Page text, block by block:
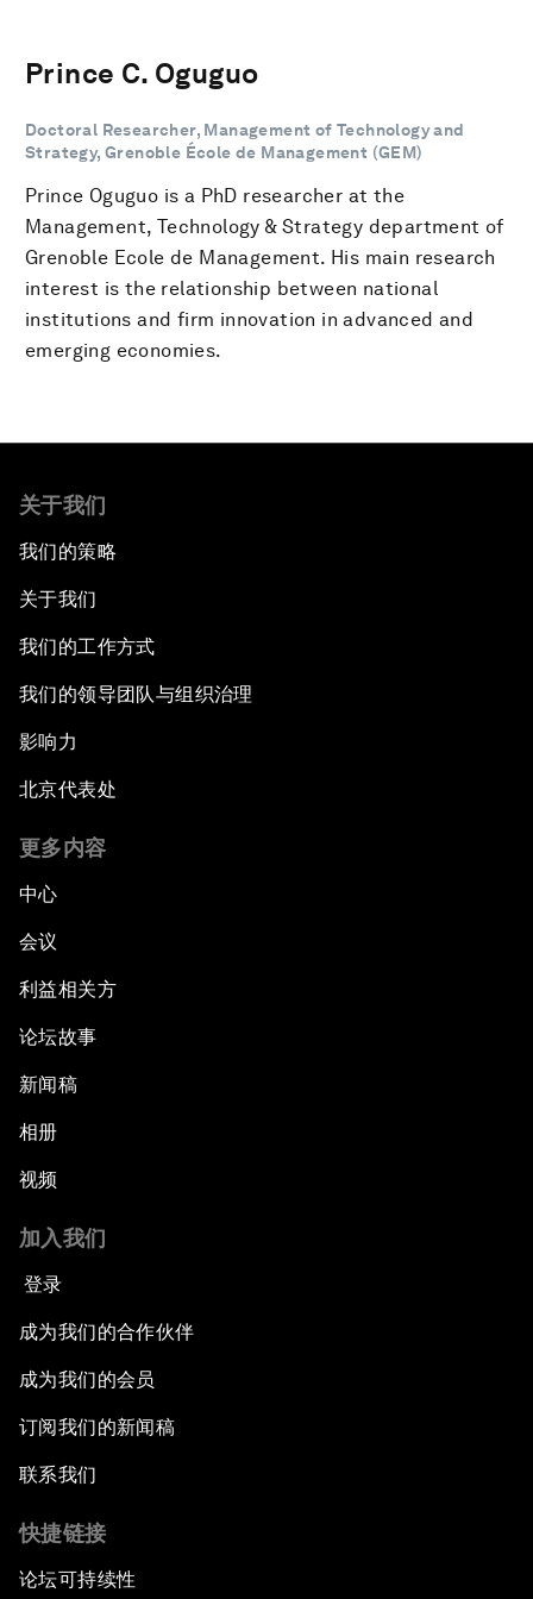
Prince C. Oguguo
Doctoral Researcher, Management of Technology and
Strategy, Grenoble École de Management (GEM)
Prince Oguguo is a PhD researcher at the
Management, Technology & Strategy department of
Grenoble Ecole de Management. His main research
interest is the relationship between national
institutions and firm innovation in advanced and
emerging economies.
关于我们
我们的策略
关于我们
我们的工作方式
我们的领导团队与组织治理
影响力
北京代表处
更多内容
中心
会议
利益相关方
论坛故事
新闻稿
相册
视频
加入我们
登录
成为我们的合作伙伴
成为我们的会员
订阅我们的新闻稿
联系我们
快捷链接
论坛可持续性